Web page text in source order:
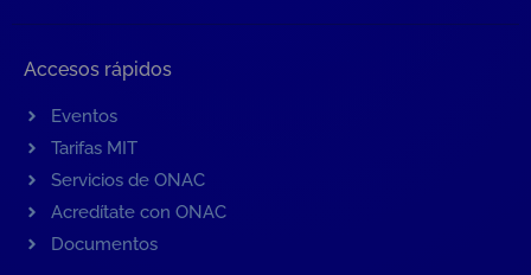
Accesos rápidos
Eventos
Tarifas MIT
Servicios de ONAC
Acredítate con ONAC
Documentos